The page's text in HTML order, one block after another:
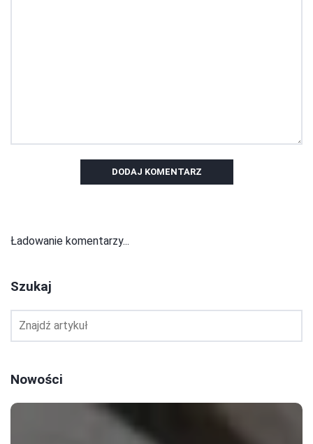
DODAJ KOMENTARZ
Ładowanie komentarzy...
Szukaj
Nowości